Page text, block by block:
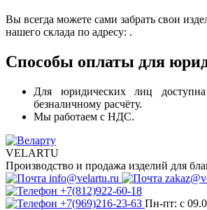
Вы всегда можете сами забрать свои
нашего склада по адресу: .
Способы оплаты для
Для юридических лиц
безналичному расчёту.
Мы работаем с НДС.
VELARTU
Производство и продажа изделий для
info@velartu.ru
+7(812)922-60-18
+7(969)216-23-63 Пн-пт: с